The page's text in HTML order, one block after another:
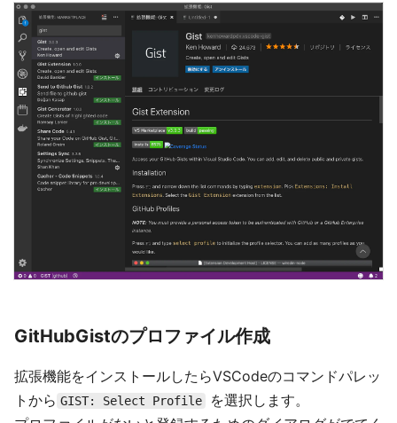
GitHubGistのプロファイル作成
拡張機能をインストールしたらVSCodeのコマンドパレッ
トから GIST: Select Profile
を選択します。